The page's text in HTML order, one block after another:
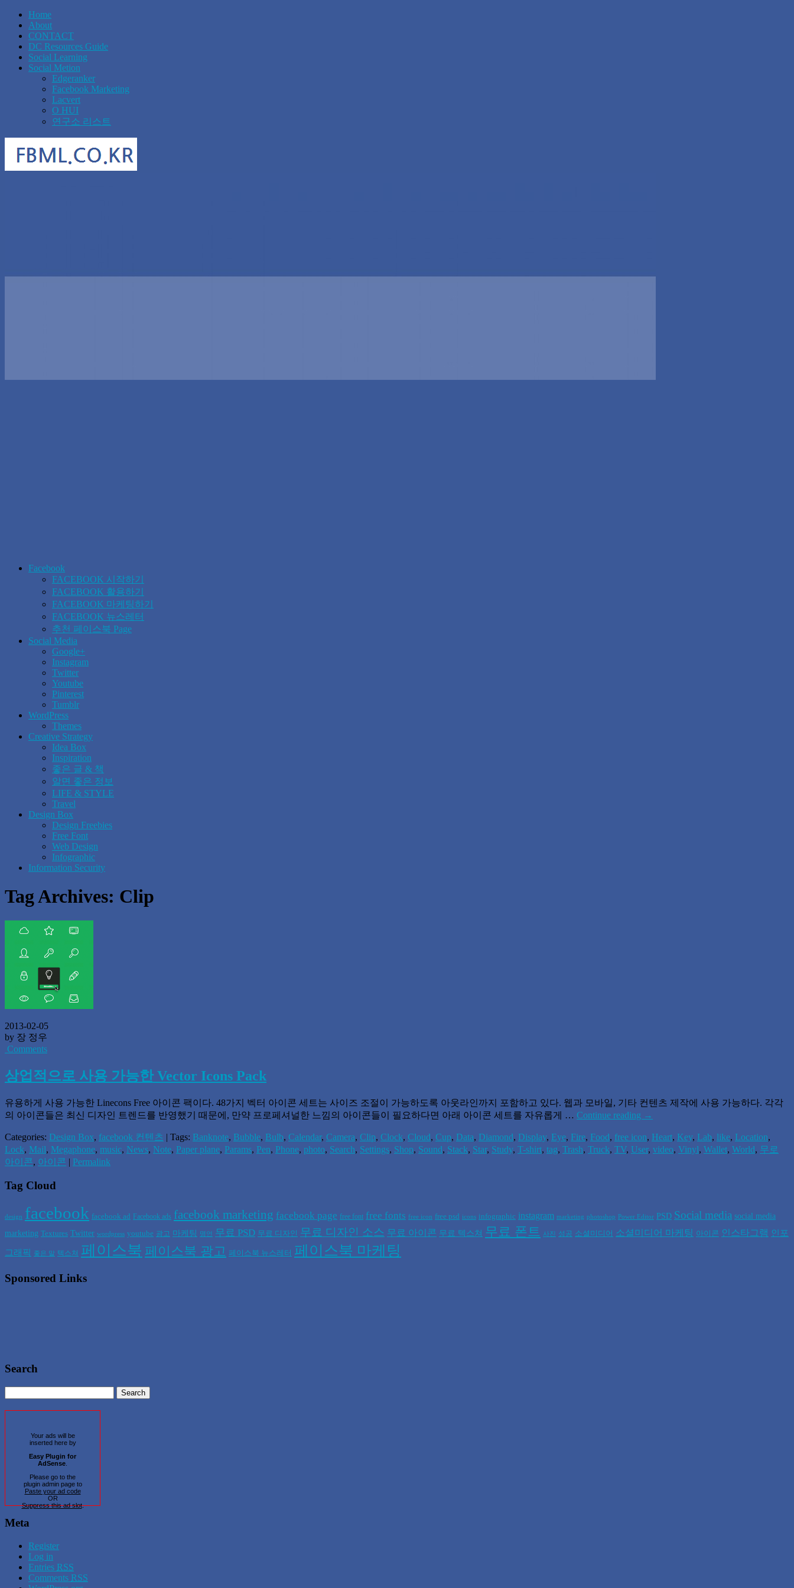
Home
About
CONTACT
DC Resources Guide
Social Learning
Social Metion
Edgeranker
Facebook Marketing
Lacvert
O HUI
연구소 리스트
Facebook
FACEBOOK 시작하기
FACEBOOK 활용하기
FACEBOOK 마케팅하기
FACEBOOK 뉴스레터
추천 페이스북 Page
Social Media
Google+
Instagram
Twitter
Youtube
Pinterest
Tumblr
WordPress
Themes
Creative Strategy
Idea Box
Inspiration
좋은 글 & 책
알면 좋은 정보
LIFE & STYLE
Travel
Design Box
Design Freebies
Free Font
Web Design
Infographic
Information Security
Tag Archives: Clip
2013-02-05
by 장 정우
Comments
상업적으로 사용 가능한 Vector Icons Pack
유용하게 사용 가능한 Linecons Free 아이콘 팩이다. 48가지 벡터 아이콘 세트는 사이즈 조절이 가능하도록 아웃라인까지 포함하고 있다. 웹과 모바일, 기타 컨텐츠 제작에 사용 가능하다. 각각
의 아이콘들은 최신 디자인 트렌드를 반영했기 때문에, 만약 프로페셔널한 느낌의 아이콘들이 필요하다면 아래 아이콘 세트를 자유롭게 … Continue reading →
Categories: Design Box, facebook 컨텐츠 | Tags: Banknote, Bubble, Bulb, Calendar, Camera, Clip, Clock, Cloud, Cup, Data, Diamond, Display, Eye, Fire, Food, free icon, Heart, Key, Lab, like, Location,
Lock, Mail, Megaphone, music, News, Note, Paper plane, Params, Pen, Phone, photo, Search, Settings, Shop, Sound, Stack, Star, Study, T-shirt, tag, Trash, Truck, TV, User, video, Vinyl, Wallet, World, 무로
아이콘, 아이콘 | Permalink
Tag Cloud
design facebook facebook ad Facebook ads facebook marketing facebook page free font free fonts free icon free psd icons infographic instagram marketing photoshop Power Editor PSD Social media social media
marketing Textures Twitter wordpress youtube 광고 마케팅 명언 무료 PSD 무료 디자인 무료 디자인 소스 무료 아이콘 무료 텍스쳐 무료 폰트 사진 성공 소셜미디어 소셜미디어 마케팅 아이콘 인스타그램 인포
그래픽 좋은 말 텍스쳐 페이스북 페이스북 광고 페이스북 뉴스레터 페이스북 마케팅
Sponsored Links
Search
Your ads will be
inserted here by
Easy Plugin for
AdSense
Please go to the
plugin admin page to
Paste your ad code
OR
Suppress this ad slot.
Meta
Register
Log in
Entries RSS
Comments RSS